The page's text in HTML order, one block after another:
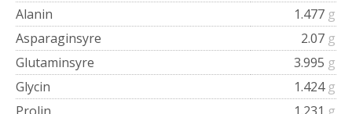
Alanin
1.477 g
Asparaginsyre
2.07 g
Glutaminsyre
3.995 g
Glycin
1.424 g